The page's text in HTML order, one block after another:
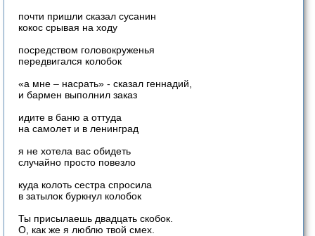
почти пришли сказал сусанин
кокос срывая на ходу
посредством головокруженья
передвигался колобок
«а мне – насрать» - сказал геннадий,
и бармен выполнил заказ
идите в баню а оттуда
на самолет и в ленинград
я не хотела вас обидеть
случайно просто повезло
куда колоть сестра спросила
в затылок буркнул колобок
Ты присылаешь двадцать скобок.
О, как же я люблю твой смех.